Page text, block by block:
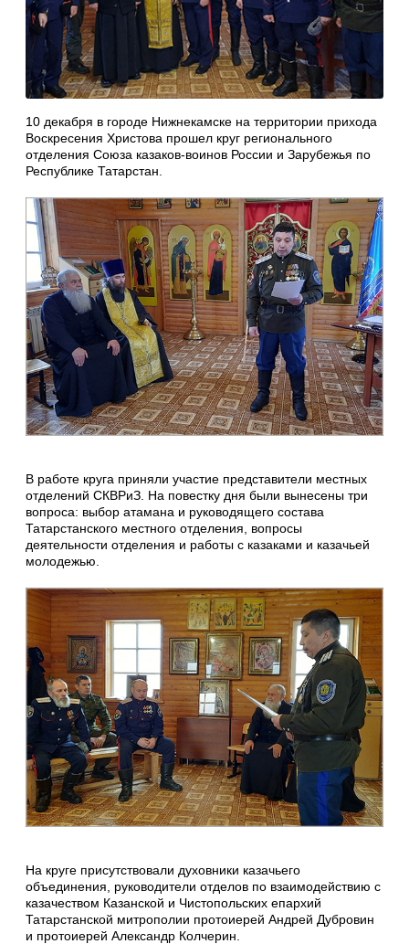
10 декабря в городе Нижнекамске на территории прихода
Воскресения Христова прошел круг регионального
отделения Союза казаков-воинов России и Зарубежья по
Республике Татарстан.
В работе круга приняли участие представители местных
отделений СКВРиЗ. На повестку дня были вынесены три
вопроса: выбор атамана и руководящего состава
Татарстанского местного отделения, вопросы
деятельности отделения и работы с казаками и казачьей
молодежью.
На круге присутствовали духовники казачьего
объединения, руководители отделов по взаимодействию с
казачеством Казанской и Чистопольских епархий
Татарстанской митрополии протоиерей Андрей Дубровин
и протоиерей Александр Колчерин.